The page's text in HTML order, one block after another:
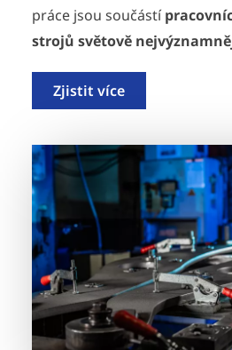
práce jsou součástí
strojů světově
Zjistit více